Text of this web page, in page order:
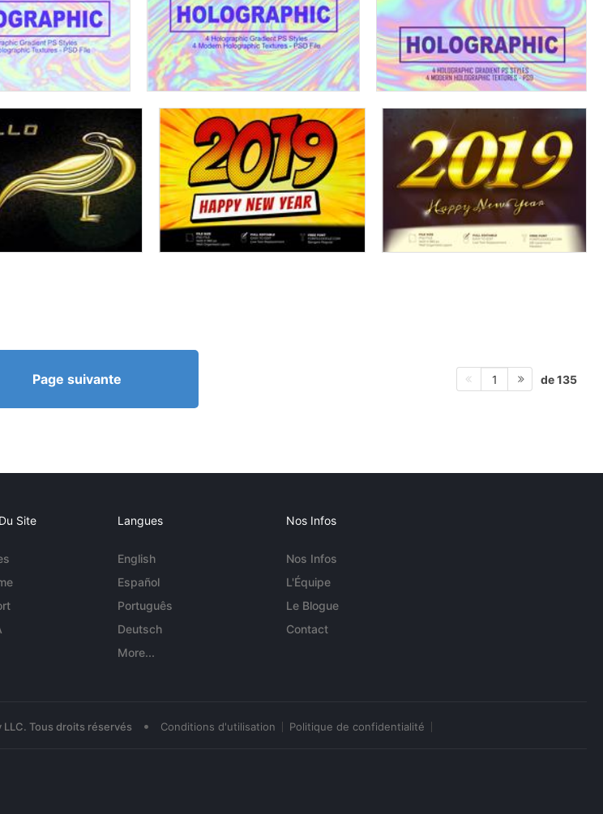
Page suivante 1 de 135
Site Langues
English
Español
Português
Deutsch
More...
Nos Infos
Nos Infos
L'Équipe
Le Blogue
Contact
Tous droits réservés • Conditions d'utilisation Politique de confidentialité